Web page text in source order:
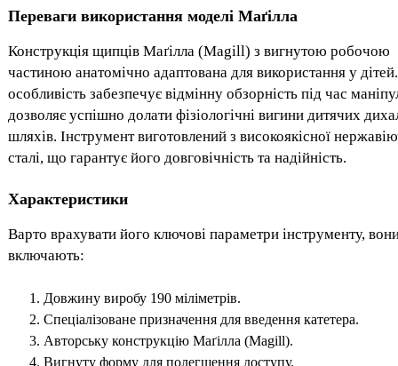
Переваги використання моделі Маґілла
Конструкція щипців Маґілла (Magill) з вигнутою робочою
частиною анатомічно адаптована для використання у
особливість забезпечує відмінну обзорність під час
дозволяє успішно долати фізіологічні вигини дитячих
шляхів. Інструмент виготовлений з високоякісної
сталі, що гарантує його довговічність та надійність.
Характеристики
Варто врахувати його ключові параметри інструменту,
включають:
Довжину виробу 190 міліметрів.
Спеціалізоване призначення для введення катетера.
Авторську конструкцію Маґілла (Magill).
Вигнуту форму для полегшення доступу.